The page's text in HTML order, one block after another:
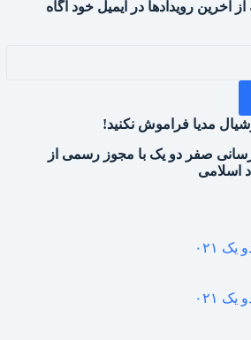
آخرین رویدادها در ایمیل خود آگاه
رسانی صفر دو یک با مجوز رسمی از
اسلامی
۰۲۱
۰۲۱